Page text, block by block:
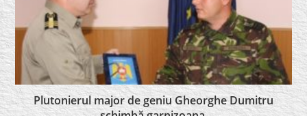
Plutonierul major de geniu Gheorghe Dumitru